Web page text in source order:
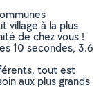
village à la plus
de chez vous !
10 secondes, 3.6
tout est
aux plus grands